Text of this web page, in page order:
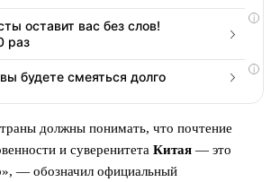
i
оставит вас без слов!
раз
i
будете смеяться долго
должны понимать, что почтение
и суверенитета Китая — это
— обозначил официальный